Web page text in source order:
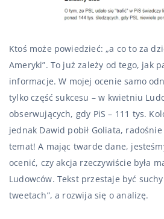
Ktoś może powiedzieć: „a co to za
Ameryki”. To już zależy od tego, jak
informacje. W mojej ocenie samo
tylko część sukcesu – w kwietniu
obserwujących, gdy PiS – 111 tys.
jednak Dawid pobił Goliata,
temat! A mając twarde dane,
ocenić, czy akcja rzeczywiście była
Ludowców. Tekst przestaje być
tweetach”, a rozwija się o analizę.